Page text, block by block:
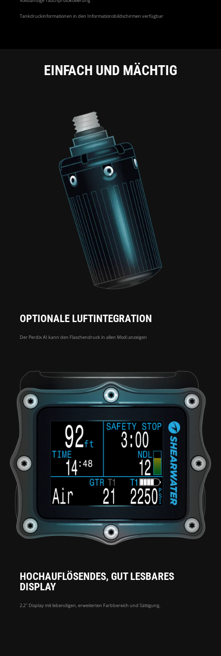
Tankdruckinformationen in den Informationsbildschirmen verfügbar
EINFACH UND MÄCHTIG
OPTIONALE LUFTINTEGRATION
Der Perdix AI kann den Flaschendruck in allen Modi anzeigen
HOCHAUFLÖSENDES, GUT LESBARES
DISPLAY
2.2″ Display mit lebendigen, erweiterten Farbbereich und Sättigung.